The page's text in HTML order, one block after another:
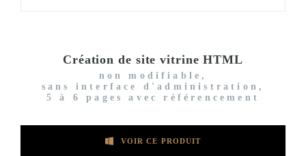
Création de site vitrine HTML
non modifiable,
sans interface d'administration,
5 à 6 pages avec référencement
VOIR CE PRODUIT